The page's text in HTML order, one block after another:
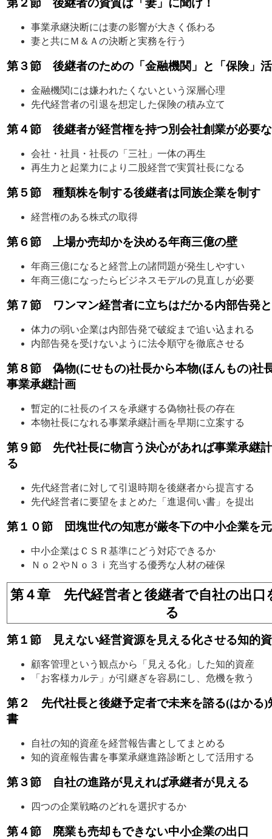
第２節 後継者の資質は「妻」に聞け！
事業承継決断には妻の影響が大きく係わる
妻と共にＭ＆Ａの決断と実務を行う
第３節 後継者のための「金融機関」と「保険」
金融機関には嫌われたくないという深層心理
先代経営者の引退を想定した保険の積み立て
第４節 後継者が経営権を持つ別会社創業が必要
会社・社員・社長の「三社」一体の再生
再生力と起業力により二股経営で実質社長になる
第５節 種類株を制する後継者は同族企業を制す
経営権のある株式の取得
第６節 上場か売却かを決める年商三億の壁
年商三億になると経営上の諸問題が発生しやすい
年商三億になったらビジネスモデルの見直しが必要
第７節 ワンマン経営者に立ちはだかる内部告発
体力の弱い企業は内部告発で破綻まで追い込まれる
内部告発を受けないように法令順守を徹底させる
第８節 偽物(にせもの)社長から本物(ほんもの)社
事業承継計画
暫定的に社長のイスを承継する偽物社長の存在
本物社長になれる事業承継計画を早期に立案する
第９節 先代社長に物言う決心があれば事業承継
る
先代経営者に対して引退時期を後継者から提言する
先代経営者に要望をまとめた「進退伺い書」を提出
第１０節 団塊世代の知恵が厳冬下の中小企業を
中小企業はＣＳＲ基準にどう対応できるか
Ｎｏ２やＮｏ３ｉ充当する優秀な人材の確保
第４章 先代経営者と後継者で自社の出口
る
第１節 見えない経営資源を見える化させる知的
顧客管理という観点から「見える化」した知的資産
「お客様カルテ」が引継ぎを容易にし、危機を救う
第２ 先代社長と後継予定者で未来を諮る(はかる)
書
自社の知的資産を経営報告書としてまとめる
知的資産報告書を事業承継進路診断として活用する
第３節 自社の進路が見えれば承継者が見える
四つの企業戦略のどれを選択するか
第４節 廃業も売却もできない中小企業の出口